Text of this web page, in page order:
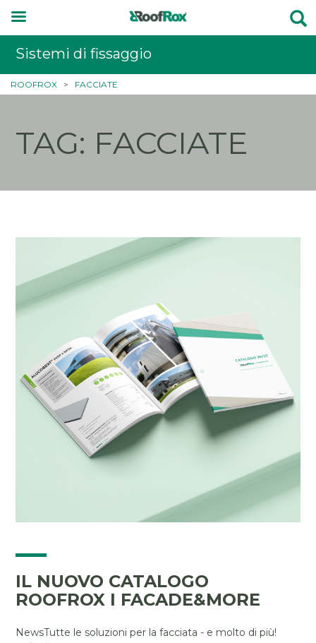
Sistemi di fissaggio
ROOFROX > FACCIATE
TAG: FACCIATE
IL NUOVO CATALOGO
ROOFROX I FACADE&MORE
NewsTutte le soluzioni per la facciata - e molto di più!